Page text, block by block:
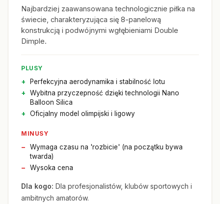
Najbardziej zaawansowana technologicznie piłka na
świecie, charakteryzująca się 8-panelową
konstrukcją i podwójnymi wgłębieniami Double
Dimple.
PLUSY
Perfekcyjna aerodynamika i stabilność lotu
Wybitna przyczepność dzięki technologii Nano
Balloon Silica
Oficjalny model olimpijski i ligowy
MINUSY
Wymaga czasu na 'rozbicie' (na początku bywa
twarda)
Wysoka cena
Dla kogo: Dla profesjonalistów, klubów sportowych i
ambitnych amatorów.